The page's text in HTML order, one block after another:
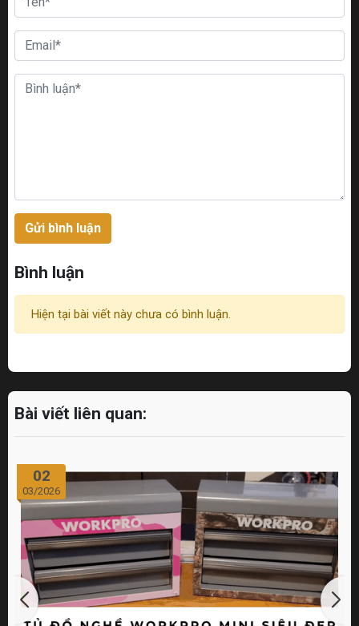
Gửi bình luận
Bình luận
Hiện tại bài viết này chưa có bình luận.
Bài viết liên quan:
02
03/2026